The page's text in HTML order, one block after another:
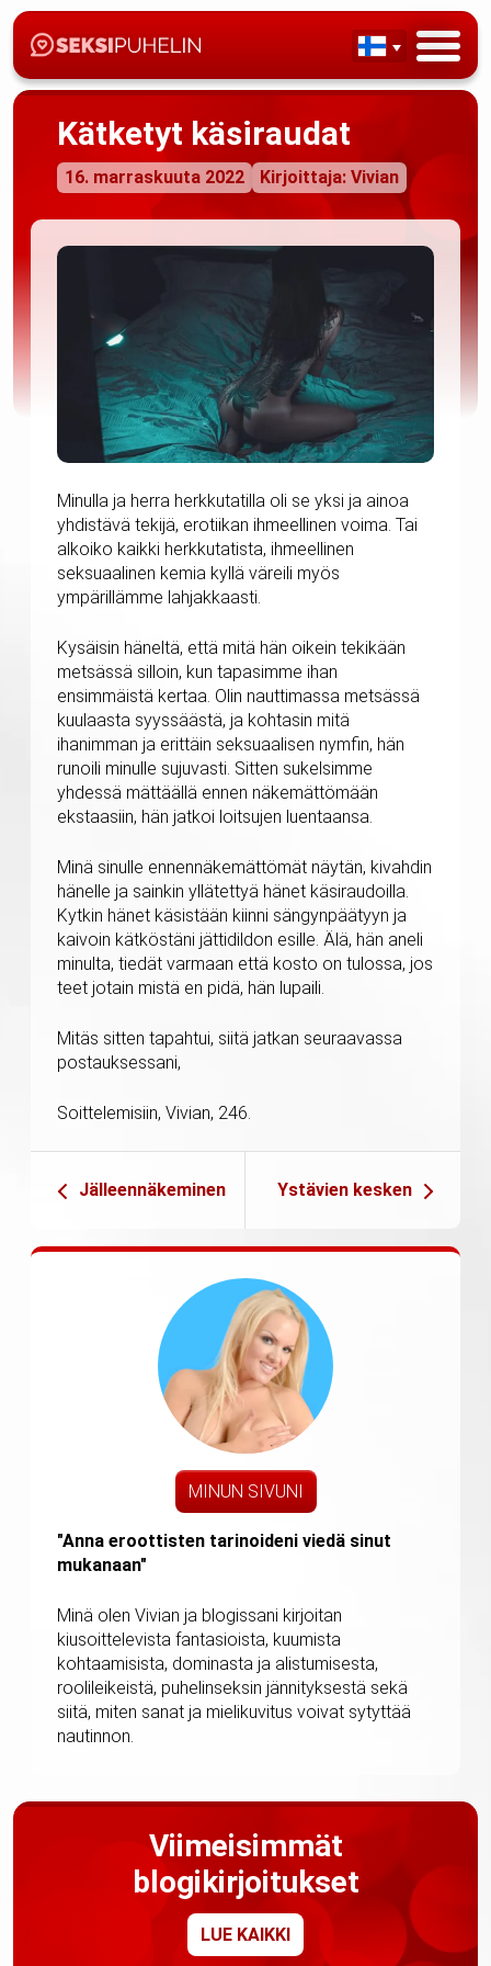
Kätketyt käsiraudat
16. marraskuuta 2022 Kirjoittaja: Vivian
Minulla ja herra herkkutatilla oli se yksi ja ainoa
yhdistävä tekijä, erotiikan ihmeellinen voima. Tai
alkoiko kaikki herkkutatista, ihmeellinen
seksuaalinen kemia kyllä väreili myös
ympärillämme lahjakkaasti.
Kysäisin häneltä, että mitä hän oikein tekikään
metsässä silloin, kun tapasimme ihan
ensimmäistä kertaa. Olin nauttimassa metsässä
kuulaasta syyssäästä, ja kohtasin mitä
ihanimman ja erittäin seksuaalisen nymfin, hän
runoili minulle sujuvasti. Sitten sukelsimme
yhdessä mättäällä ennen näkemättömään
ekstaasiin, hän jatkoi loitsujen luentaansa.
Minä sinulle ennennäkemättömät näytän, kivahdin
hänelle ja sainkin yllätettyä hänet käsiraudoilla.
Kytkin hänet käsistään kiinni sängynpäätyyn ja
kaivoin kätköstäni jättidildon esille. Älä, hän aneli
minulta, tiedät varmaan että kosto on tulossa, jos
teet jotain mistä en pidä, hän lupaili.
Mitäs sitten tapahtui, siitä jatkan seuraavassa
postauksessani,
Soittelemisiin, Vivian, 246.
Jälleennäkeminen Ystävien kesken
MINUN SIVUNI
"Anna eroottisten tarinoideni viedä sinut
mukanaan"
Minä olen Vivian ja blogissani kirjoitan
kiusoittelevista fantasioista, kuumista
kohtaamisista, dominasta ja alistumisesta,
roolileikeistä, puhelinseksin jännityksestä sekä
siitä, miten sanat ja mielikuvitus voivat sytyttää
nautinnon.
Viimeisimmät
blogikirjoitukset
LUE KAIKKI